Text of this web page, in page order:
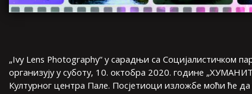
„Ivy Lens Photography“ у сарадњи са Социјалистичком
организују у суботу, 10. октобра 2020. године
Културног центра Пале. Посјетиоци изложбе моћи ће